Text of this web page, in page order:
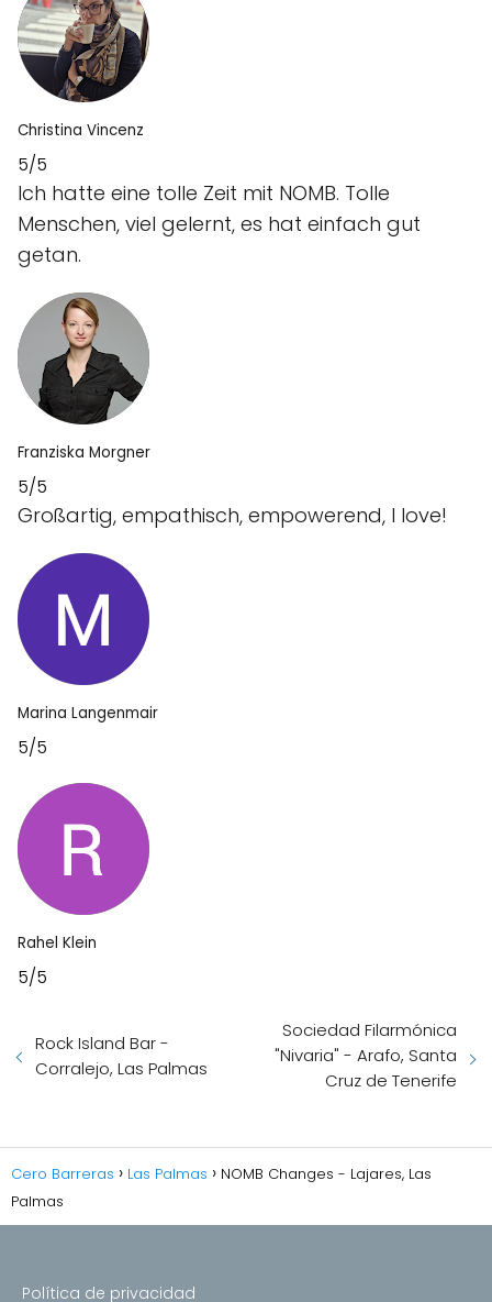
Christina Vincenz
5/5
Ich hatte eine tolle Zeit mit NOMB. Tolle
Menschen, viel gelernt, es hat einfach gut
getan.
Franziska Morgner
5/5
Großartig, empathisch, empowerend, I love!
Marina Langenmair
5/5
Rahel Klein
5/5
Rock Island Bar -
Corralejo, Las Palmas
Sociedad Filarmónica
"Nivaria" - Arafo, Santa
Cruz de Tenerife
Cero Barreras Las Palmas
NOMB Changes - Lajares, Las
Palmas
Política de privacidad